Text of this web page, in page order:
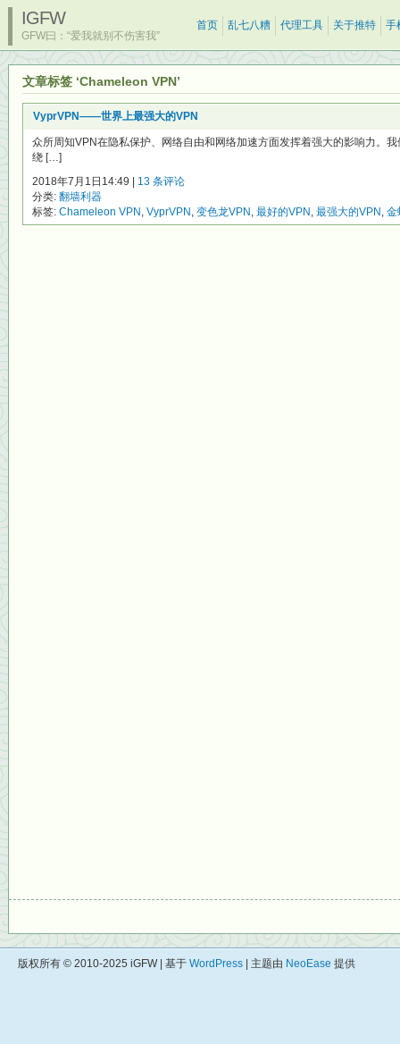
IGFW
GFW曰：“爱我就别不伤害我”
首页 乱七八糟 代理工具 关于推特 手
文章标签 ‘Chameleon VPN’
VyprVPN——世界上最强大的VPN
众所周知VPN在隐私保护、网络自由和网络加速方面发挥着强大的影响力。
绕 […]
2018年7月1日14:49 | 13 条评论
分类: 翻墙利器
标签: Chameleon VPN , VyprVPN , 变色龙VPN , 最好的VPN , 最强大的VPN , 金
版权所有 © 2010-2025 iGFW | 基于 WordPress | 主题由 NeoEase 提供